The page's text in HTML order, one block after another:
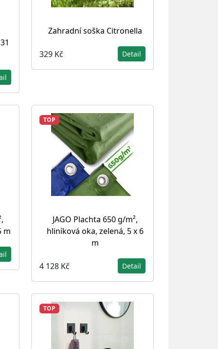
Zahradní soška Citronella
329 Kč Detail
m
TOP
JAGO Plachta 650 g/m²,
hliníková oka, zelená, 5 x 6
m
4 128 Kč Detail
TOP